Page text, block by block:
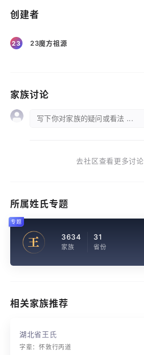
创建者
23 23魔方祖源
家族讨论
写下你对家族的疑问或看法 ...
去社区查看更多讨论
所属姓氏专题
王 3634
家族
31
省份
专题
相关家族推荐
湖北省王氏
字辈：怀敦行丙道